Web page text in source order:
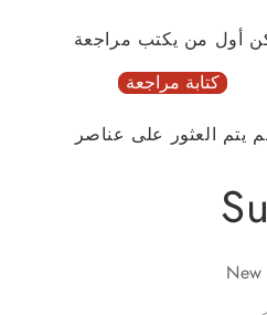
أول من يكتب مراجعة
كتابة مراجعة
يتم العثور على عناصر